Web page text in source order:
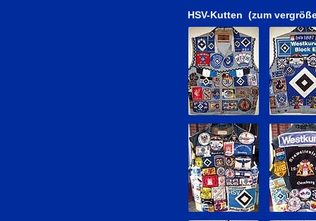
HSV-Kutten (zum